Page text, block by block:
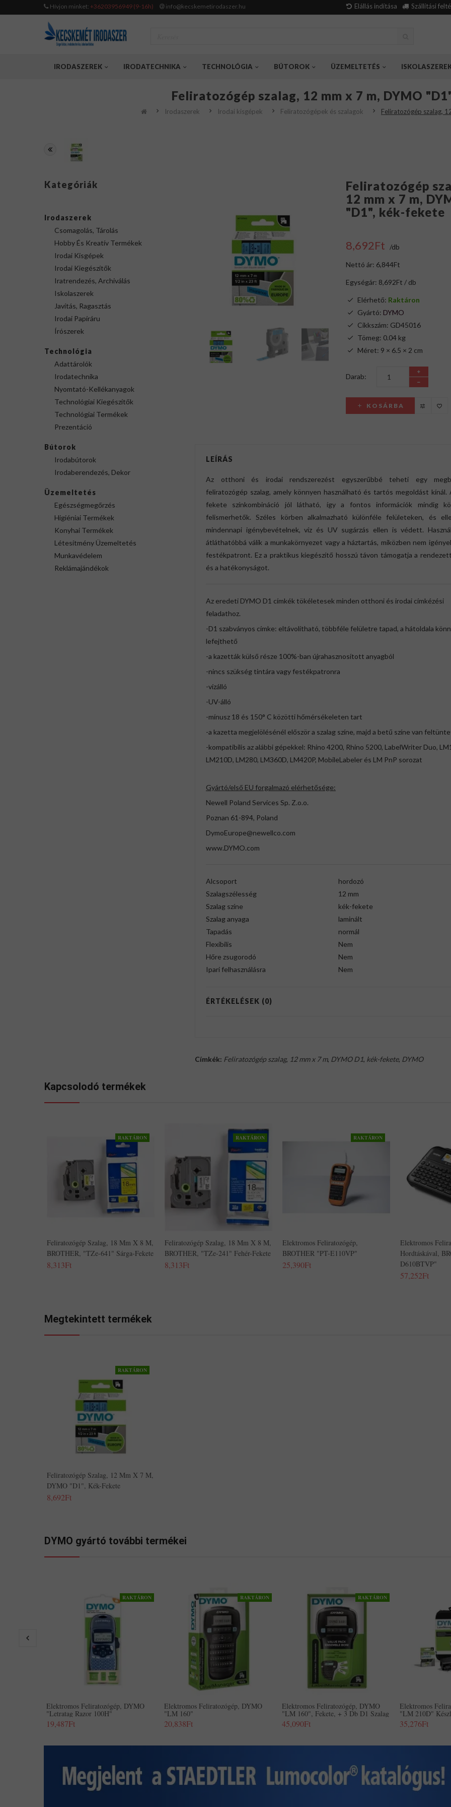
Hívjon minket: +36203956949 (9-16h) info@kecskemetirodaszer.hu Elállás indítása Szállítási
IRODASZEREK IRODATECHNIKA TECHNOLÓGIA BÚTOROK ÜZEMELTETÉS
Feliratozógép szalag, 12 mm x 7 m, DYMO
Irodaszerek Irodai kisgépek Feliratozógépek és szalagok Feliratozógép szalag,
Kategóriák
Irodaszerek
Csomagolás, Tárolás
Hobby És Kreatív Termékek
Irodai Kisgépek
Irodai Kiegészítők
Iratrendezés, Archiválás
Iskolaszerek
Javítás, Ragasztás
Irodai Papíráru
Írószerek
Technológia
Adattárolók
Irodatechnika
Nyomtató-Kellékanyagok
Technológiai Kiegészítők
Technológiai Termékek
Prezentáció
Bútorok
Irodabútorok
Irodaberendezés, Dekor
Üzemeltetés
Egészségmegőrzés
Higiéniai Termékek
Konyhai Termékek
Létesítmény Üzemeltetés
Munkavédelem
Reklámajándékok
Feliratozógép
12 mm x 7 m,
"D1", kék-fekete
8,692Ft /db
Nettó ár: 6,844Ft
Egységár: 8,692Ft / db
Elérhető: Raktáron
Gyártó: DYMO
Cikkszám: GD45016
Tömeg: 0.04 kg
Méret: 9 × 6.5 × 2 cm
Darab:
KOSÁRBA
LEÍRÁS
Az otthoni és irodai rendszerezést egyszerűbbé teheti egy
feliratozógép szalag, amely könnyen használható és tartós megoldást kínál.
fekete színkombináció jól látható, így a fontos információk mindig
felismerhetők. Széles körben alkalmazható különféle felületeken, és
mindennapi igénybevételnek, víz és UV sugárzás ellen is védett.
átláthatóbbá válik a munkakörnyezet vagy a háztartás, miközben nem
festékpatront. Ez a praktikus kiegészítő hosszú távon támogatja a
és a hatékonyságot.
Az eredeti DYMO D1 címkék tökéletesek minden otthoni és irodai címkézési
feladathoz.
-D1 szabványos címke: eltávolítható, többféle felületre tapad, a hátoldala
lefejthető
-a kazetták külső része 100%-ban újrahasznosított anyagból
-nincs szükség tintára vagy festékpatronra
-vízálló
-UV-álló
-mínusz 18 és 150° C közötti hőmérsékeleten tart
-a kazetta megjelölésénél először a szalag színe, majd a betű színe van
-kompatibilis az alábbi gépekkel: Rhino 4200, Rhino 5200, LabelWriter Duo,
LM210D, LM280, LM360D, LM420P, MobileLabeler és LM PnP sorozat
Gyártó/első EU forgalmazó elérhetősége:
Newell Poland Services Sp. Z.o.o.
Poznan 61-894, Poland
DymoEurope@newellco.com
www.DYMO.com
Alcsoport
hordozó
Szalagszélesség
12 mm
Szalag színe
kék-fekete
Szalag anyaga
laminált
Tapadás
normál
Flexibilis
Nem
Hőre zsugorodó
Nem
Ipari felhasználásra
Nem
ÉRTÉKELÉSEK (0)
Címkék: Feliratozógép szalag, 12 mm x 7 m, DYMO D1, kék-fekete, DYMO
Kapcsolodó termékek
RAKTÁRON
Feliratozógép Szalag, 18 Mm X 8 M,
BROTHER, "TZe-641" Sárga-Fekete
8,313Ft
RAKTÁRON
Feliratozógép Szalag, 18 Mm X 8 M,
BROTHER, "TZe-241" Fehér-Fekete
8,313Ft
RAKTÁRON
Elektromos Feliratozógép,
BROTHER "PT-E110VP"
25,390Ft
Elektromos
Hordtáskával,
D610BTVP"
57,252Ft
Megtekintett termékek
RAKTÁRON
Feliratozógép Szalag, 12 Mm X 7 M,
DYMO "D1", Kék-Fekete
8,692Ft
DYMO gyártó további termékei
RAKTÁRON
Elektromos Feliratozógép, DYMO
"Letratag Razor 100H"
19,487Ft
RAKTÁRON
Elektromos Feliratozógép, DYMO
"LM 160"
20,838Ft
RAKTÁRON
Elektromos Feliratozógép, DYMO
"LM 160", Fekete, + 3 Db D1 Szalag
45,090Ft
Elektromos
"LM 210D"
35,276Ft